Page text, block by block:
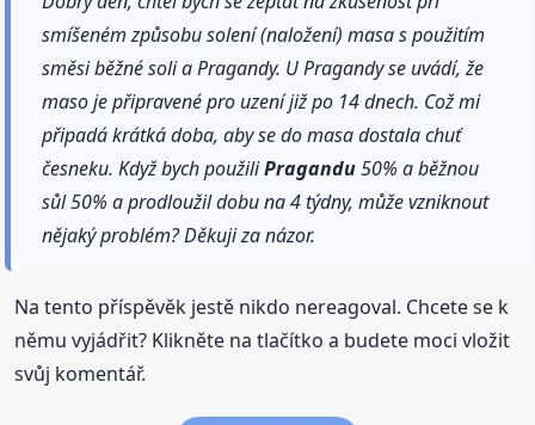
smíšeném způsobu solení (naložení) masa s použitím
směsi běžné soli a Pragandy. U Pragandy se uvádí, že
maso je připravené pro uzení již po 14 dnech. Což mi
připadá krátká doba, aby se do masa dostala chuť
česneku. Když bych použiliPragandu50% a běžnou
sůl 50% a prodloužil dobu na 4 týdny, může vzniknout
nějaký problém? Děkuji za názor.
Na tento příspěvěk jestě nikdo nereagoval. Chcete se k
němu vyjádřit? Klikněte na tlačítko a budete moci vložit
svůj komentář.